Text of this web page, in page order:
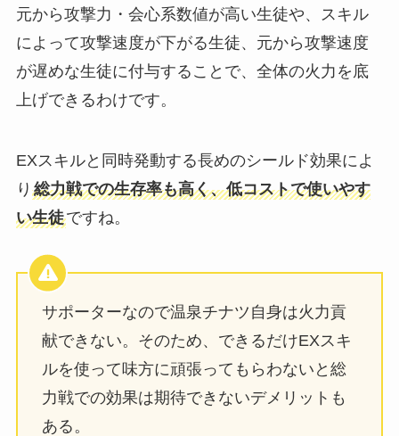
元から攻撃力・会心系数値が高い生徒や、スキル
によって攻撃速度が下がる生徒、元から攻撃速度
が遅めな生徒に付与することで、全体の火力を底
上げできるわけです。
EXスキルと同時発動する長めのシールド効果によ
り 総力戦での生存率も高く、低コストで使いやす
い生徒ですね。
サポーターなので温泉チナツ自身は火力貢
献できない。そのため、できるだけEXスキ
ルを使って味方に頑張ってもらわないと総
力戦での効果は期待できないデメリットも
ある。